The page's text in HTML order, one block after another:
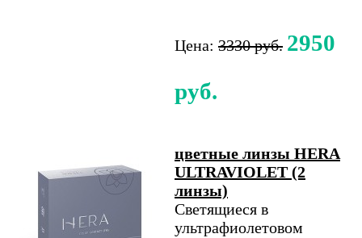
Цена: 3330 руб. 2950
руб.
цветные линзы HERA
ULTRAVIOLET (2
линзы)
Светящиеся в
ультрафиолетовом